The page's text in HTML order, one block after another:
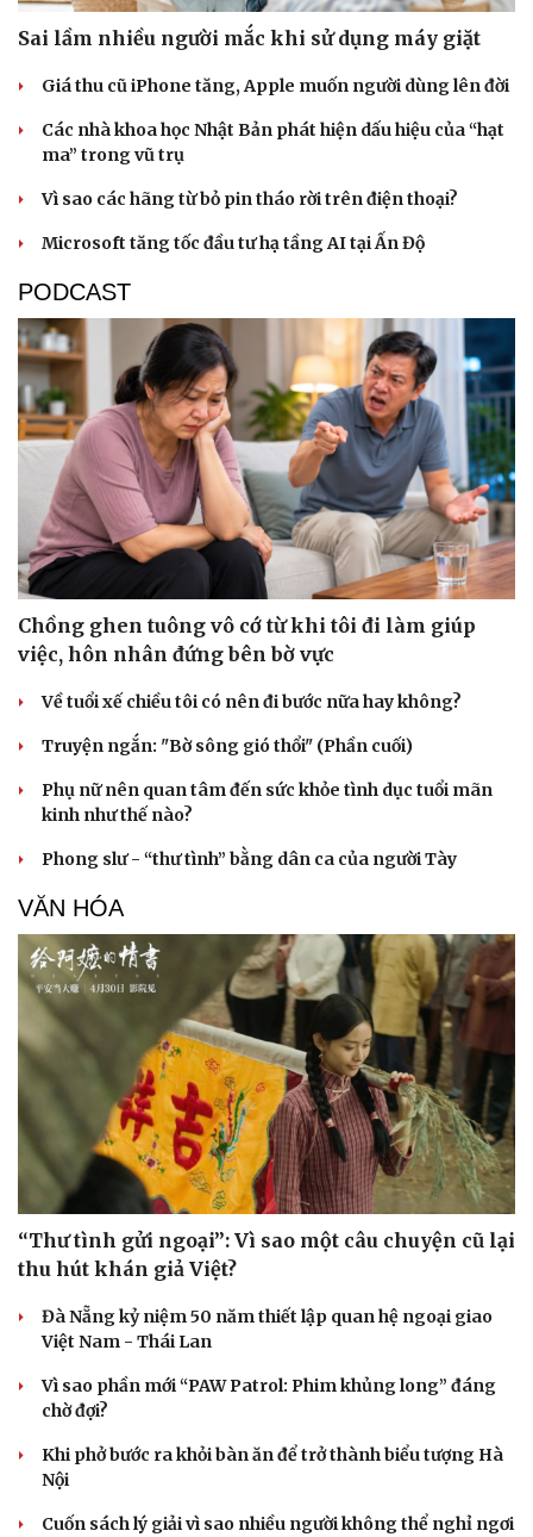
Sức khỏe
Dinh dưỡng - món ngon
Cây thuốc
Nhi khoa
Làm đẹp - giảm cân
Ăn sạch sống khỏe
Đời sống
Nhà đẹp
Blog
Sai lầm nhiều người mắc khi sử dụng máy giặt
Giá thu cũ iPhone tăng, Apple muốn người dùng lên đời
Các nhà khoa học Nhật Bản phát hiện dấu hiệu của “hạt
ma” trong vũ trụ
Vì sao các hãng từ bỏ pin tháo rời trên điện thoại?
Microsoft tăng tốc đầu tư hạ tầng AI tại Ấn Độ
PODCAST
Chồng ghen tuông vô cớ từ khi tôi đi làm giúp
việc, hôn nhân đứng bên bờ vực
Về tuổi xế chiều tôi có nên đi bước nữa hay không?
Truyện ngắn: "Bờ sông gió thổi" (Phần cuối)
Phụ nữ nên quan tâm đến sức khỏe tình dục tuổi mãn
kinh như thế nào?
Phong slư - “thư tình” bằng dân ca của người Tày
VĂN HÓA
“Thư tình gửi ngoại”: Vì sao một câu chuyện cũ lại
thu hút khán giả Việt?
Đà Nẵng kỷ niệm 50 năm thiết lập quan hệ ngoại giao
Việt Nam - Thái Lan
Vì sao phần mới “PAW Patrol: Phim khủng long” đáng
chờ đợi?
Khi phở bước ra khỏi bàn ăn để trở thành biểu tượng Hà
Nội
Cuốn sách lý giải vì sao nhiều người không thể nghỉ ngơi